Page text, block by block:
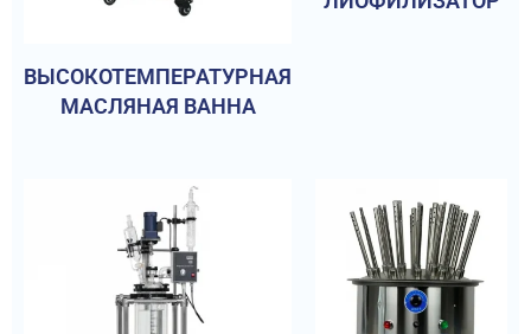
ВЫСОКОТЕМПЕРАТУРНАЯ
МАСЛЯНАЯ ВАННА